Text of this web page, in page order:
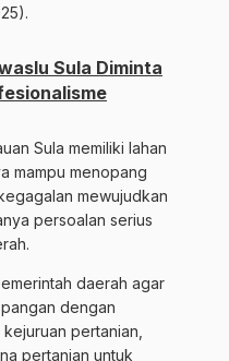
Sula Diminta
Sula memiliki lahan
mampu menopang
mewujudkan
persoalan serius
daerah agar
dengan
pertanian,
pertanian untuk